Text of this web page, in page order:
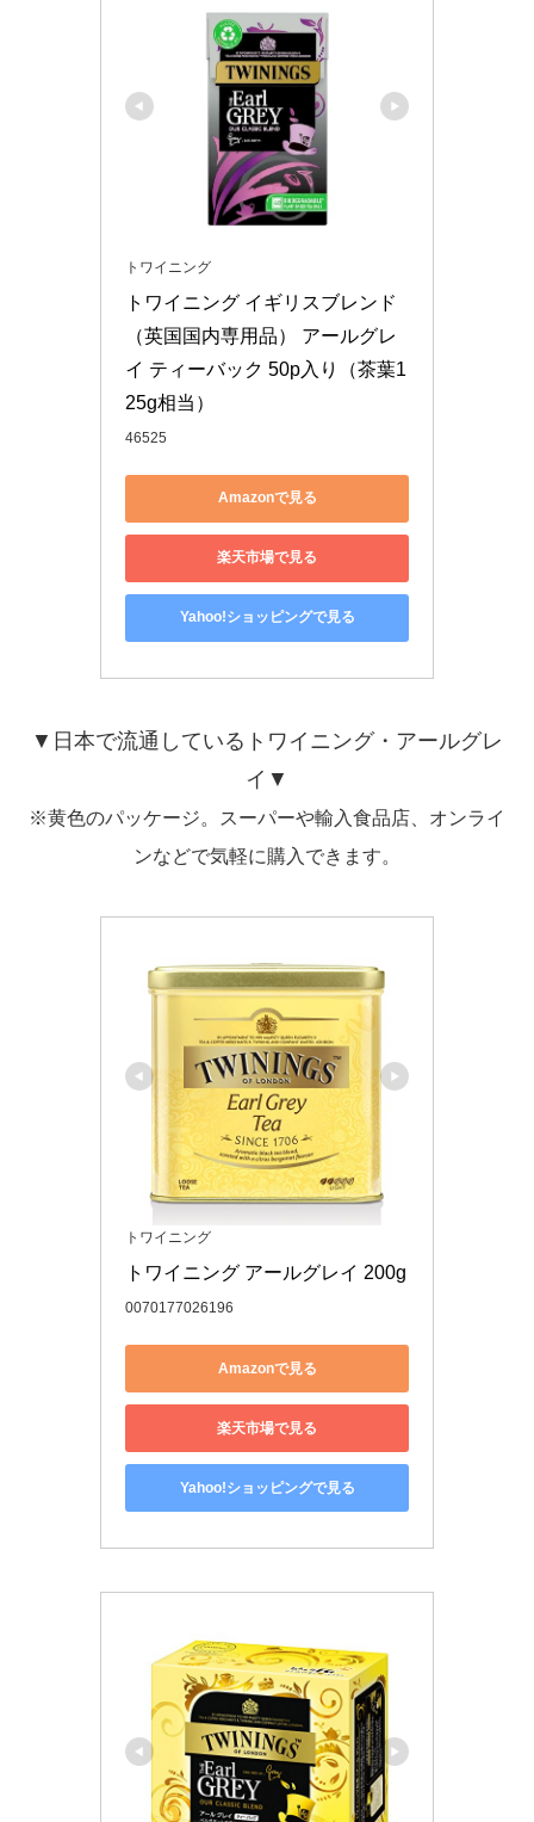
トワイニング
トワイニング イギリスブレンド
（英国国内専用品） アールグレ
イ ティーバック 50p入り（茶葉1
25g相当）
46525
Amazonで見る
楽天市場で見る
Yahoo!ショッピングで見る
▼日本で流通しているトワイニング・アールグレ
イ▼
※黄色のパッケージ。スーパーや輸入食品店、オンライ
ンなどで気軽に購入できます。
トワイニング
トワイニング アールグレイ 200g
0070177026196
Amazonで見る
楽天市場で見る
Yahoo!ショッピングで見る